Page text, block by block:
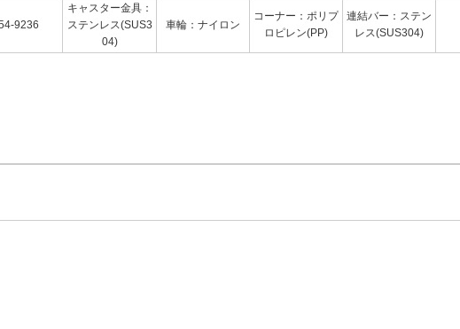
9236
キャスター金具：
ステンレス(SUS3
04)
車輪：ナイロン
コーナー：ポリプ
ロピレン(PP)
連結バー：ステン
レス(SUS304)